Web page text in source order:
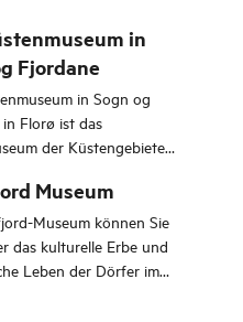
in
Fjordane
in Sogn og
Florø ist das
der Küstengebiete
Museum
Museum können Sie
das kulturelle Erbe und
Leben der Dörfer im